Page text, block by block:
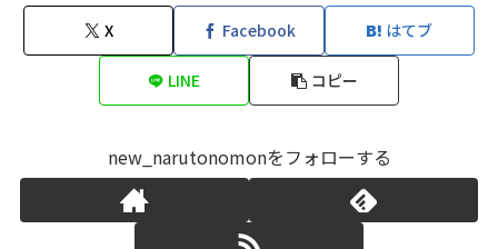
X Facebook はてブ
LINE コピー
new_narutonomonをフォローする